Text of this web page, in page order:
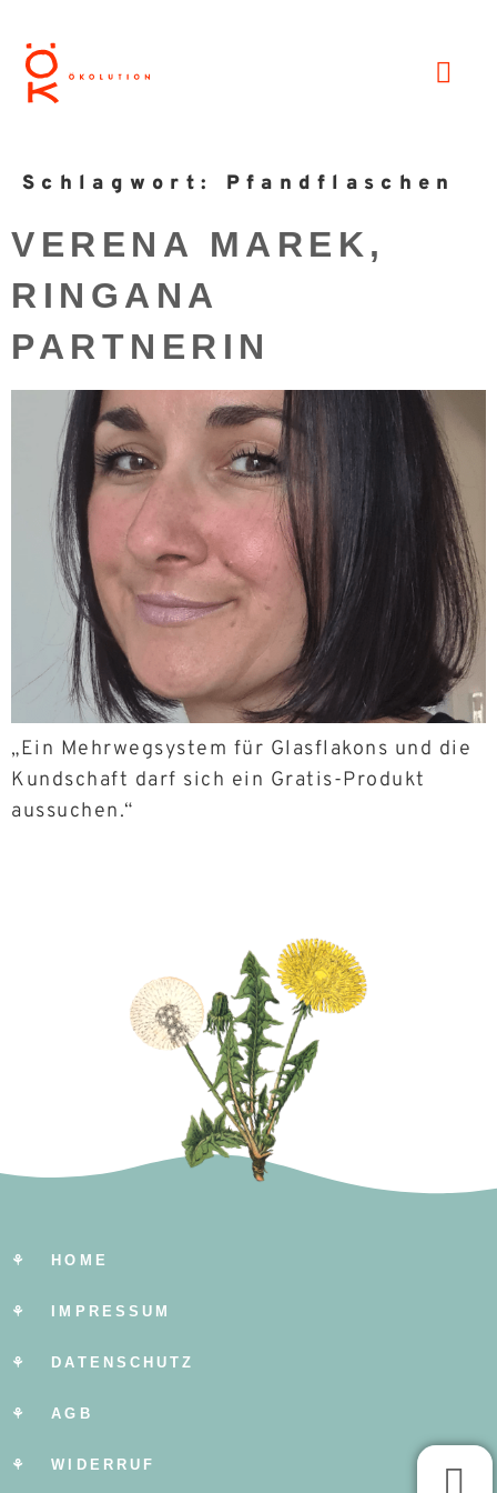
Schlagwort: Pfandflaschen
VERENA MAREK,
RINGANA
PARTNERIN
„Ein Mehrwegsystem für Glasflakons und die
Kundschaft darf sich ein Gratis-Produkt
aussuchen.“
⚘ HOME
⚘ IMPRESSUM
⚘ DATENSCHUTZ
⚘ AGB
⚘ WIDERRUF